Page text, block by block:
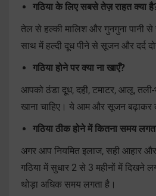
गठिया के लिए सबसे तेज़ राहत क्या
तेल से हल्की मालिश और गुनगुना पानी
साथ में हल्दी दूध पीने से सूजन और दर्द
गठिया होने पर क्या ना खाएँ?
आपको ठंडा दूध, दही, टमाटर, आलू, तली-
खाना चाहिए। ये आम और सूजन बढ़ाकर
गठिया ठीक होने में कितना समय
अगर आप नियमित इलाज, सही आहार
गठिया में सुधार 2 से 3 महीनों में दिखने
थोड़ा अधिक समय लगता है।